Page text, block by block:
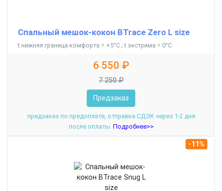
Спальный мешок-кокон BTrace Zero L size
t нижняя граница комфорта = +5°С ; t экстрима = 0°С
6 550 ₽
7 250 ₽
Предзаказ
предзаказ по предоплате, отправка СДЭК через 1-2 дня
после оплаты. Подробнее>>
-11%